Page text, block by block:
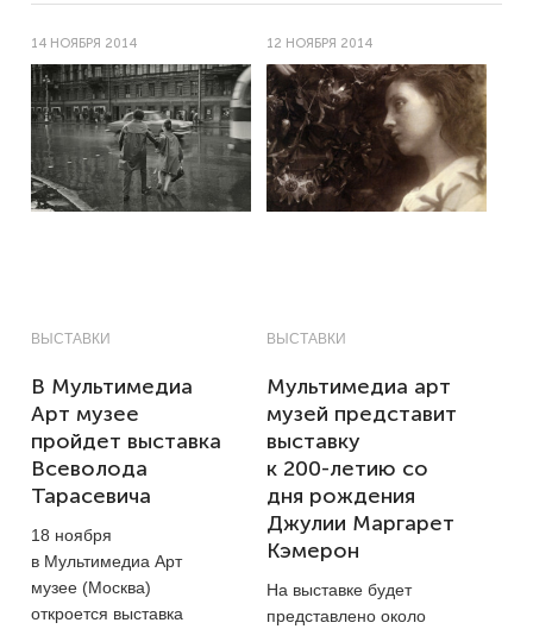
14 НОЯБРЯ 2014
ВЫСТАВКИ
В Мультимедиа
Арт музее
пройдет выставка
Всеволода
Тарасевича
18 ноября
в Мультимедиа Арт
музее (Москва)
откроется выставка
12 НОЯБРЯ 2014
ВЫСТАВКИ
Мультимедиа арт
музей представит
выставку
к 200-летию со
дня рождения
Джулии Маргарет
Кэмерон
На выставке будет
представлено около